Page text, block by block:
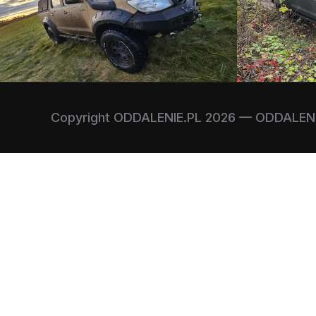
Copyright ODDALENIE.PL 2026 —